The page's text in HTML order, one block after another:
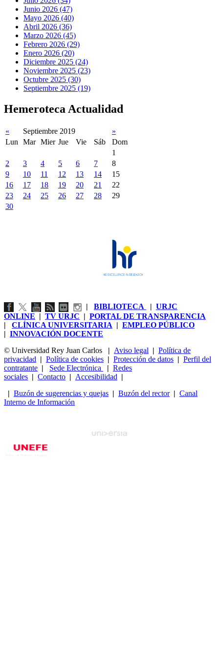
Junio 2026 (47)
Mayo 2026 (40)
Abril 2026 (36)
Marzo 2026 (45)
Febrero 2026 (29)
Enero 2026 (20)
Diciembre 2025 (24)
Noviembre 2025 (23)
Octubre 2025 (30)
Septiembre 2025 (19)
Hemeroteca Actualidad
« Septiembre 2019
»
Lun
Mar Mier Jue Vie Sáb
Dom
1
2
3 4 5 6 7
8
9
10 11 12 13 14
15
16
17 18 19 20 21
22
23
24 25 26 27 28
29
30
| BIBLIOTECA | URJC
ONLINE | TV URJC | PORTAL DE TRANSPARENCIA
| CLÍNICA UNIVERSITARIA | EMPLEO PÚBLICO
| INNOVACIÓN DOCENTE
© Universidad Rey Juan Carlos
| Aviso legal | Política de
privacidad | Política de cookies | Protección de datos | Perfil del
contratante | Sede Electrónica | Redes
sociales | Contacto | Accesibilidad |
| Buzón de sugerencias y quejas | Buzón del rector| Canal
Interno de Información